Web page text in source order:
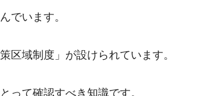
でいます。
区域制度」が設けられています。
って確認すべき知識です。